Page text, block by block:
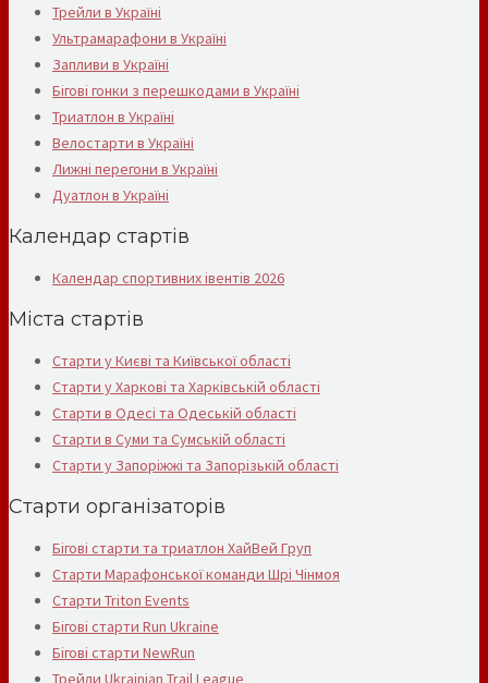
Трейли в Україні
Ультрамарафони в Україні
Запливи в Україні
Бігові гонки з перешкодами в Україні
Триатлон в Україні
Велостарти в Україні
Лижні перегони в Україні
Дуатлон в Україні
Календар стартів
Календар спортивних івентів 2026
Міста стартів
Старти у Києві та Київської області
Старти у Харкові та Харківській області
Старти в Одесі та Одеській області
Старти в Суми та Сумській області
Старти у Запоріжжі та Запорізькій області
Старти організаторів
Бігові старти та триатлон ХайВей Груп
Старти Марафонської команди Шрі Чінмоя
Старти Triton Events
Бігові старти Run Ukraine
Бігові старти NewRun
Трейли Ukrainian Trail League